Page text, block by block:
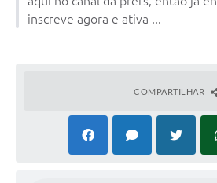
inscreve agora e ativa ...
COMPARTILHAR